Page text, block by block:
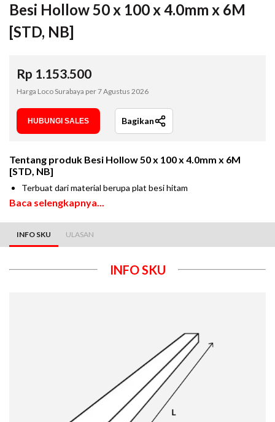
Besi Hollow 50 x 100 x 4.0mm x 6M
[STD, NB]
Rp 1.153.500
Harga Loco Surabaya per7 Agustus 2026
HUBUNGI SALES Bagikan
Tentang produk Besi Hollow 50 x 100 x 4.0mm x 6M
[STD, NB]
Terbuat dari material berupa plat besi hitam
Baca selengkapnya...
INFO SKU ULASAN
INFO SKU